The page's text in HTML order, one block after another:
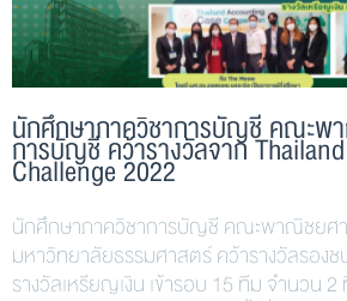
นักศึกษาภาควิชาการบัญชี คณะพ
การบัญชี คว้ารางวัลจาก
Challenge 2022
นักศึกษาภาควิชาการบัญชี คณะพาณิชยศ
มหาวิทยาลัยธรรมศาสตร์ คว้ารางวัลรองช
รางวัลเหรียญเงิน เข้ารอบ 15 ทีม จำนวน